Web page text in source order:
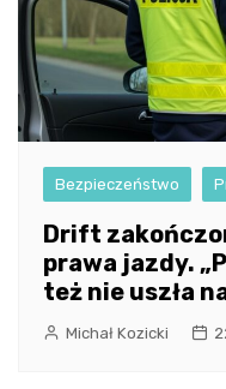
Bezpieczeństwo
Drift
prawa jazdy.
też nie uszła
Michał Kozicki